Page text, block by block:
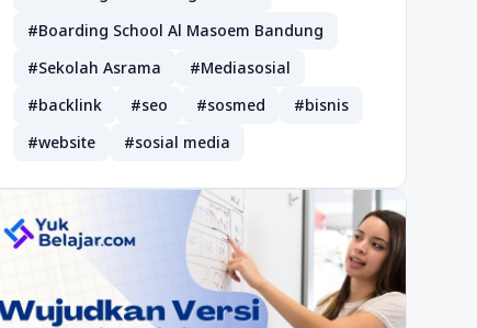
#Boarding School Al Masoem Bandung
#Sekolah Asrama
#Mediasosial
#backlink
#seo #sosmed
#bisnis
#website
#sosial media